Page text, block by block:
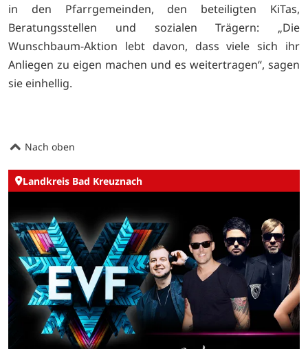
in den Pfarrgemeinden, den beteiligten KiTas,
Beratungsstellen und sozialen Trägern: „Die
Wunschbaum-Aktion lebt davon, dass viele sich ihr
Anliegen zu eigen machen und es weitertragen“, sagen
sie einhellig.
Nach oben
Landkreis Bad Kreuznach